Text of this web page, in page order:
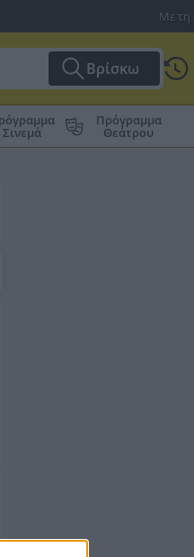
Με τη
Βρίσκω
Σινεμά
Πρόγραμμα
Θεάτρου